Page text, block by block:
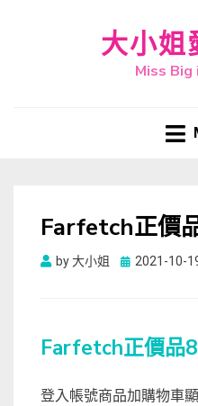
大小姐
Miss Big
Farfetch正價
by大小姐
Posted
2021-10-
Farfetch正價品
登入帳號商品加購物車